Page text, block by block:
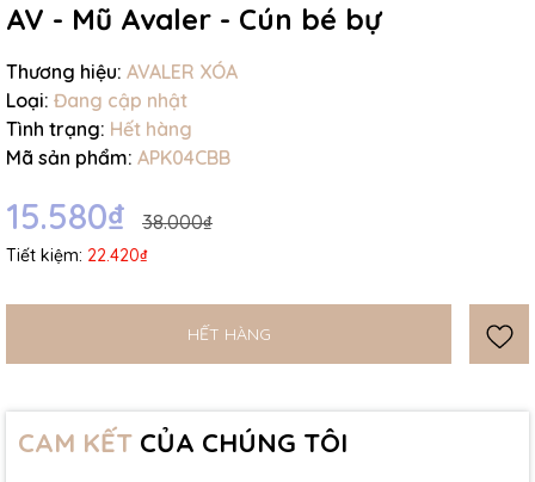
AV - Mũ Avaler - Cún bé bự
Thương hiệu: AVALER XÓA
Loại: Đang cập nhật
Tình trạng: Hết hàng
Mã sản phẩm: APK04CBB
15.580₫ 38.000₫
Tiết kiệm: 22.420₫
HẾT HÀNG
CAM KẾT CỦA CHÚNG TÔI